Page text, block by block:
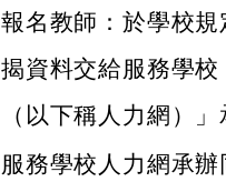
報名教師：於學校
揭資料交給服務學
（以下稱人力網）」
服務學校人力網承